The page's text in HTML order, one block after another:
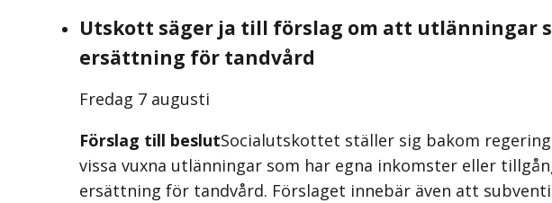
Utskott säger ja till förslag om att utlänningar
ersättning för tandvård
Fredag 7 augusti
Förslag till beslutSocialutskottet ställer sig bakom
vissa vuxna utlänningar som har egna inkomster eller
ersättning för tandvård. Förslaget innebär även att